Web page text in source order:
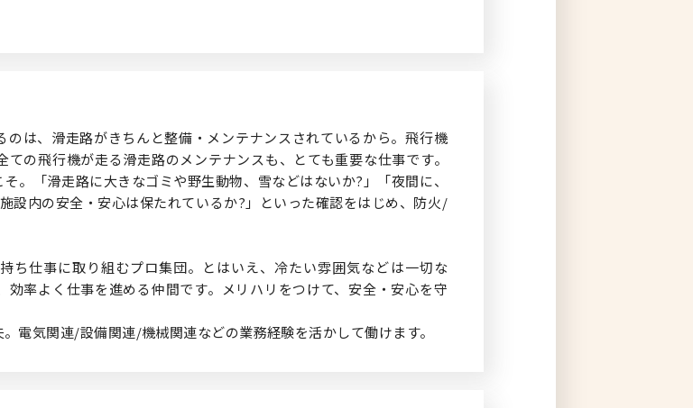
は、滑走路がきちんと整備・メンテナンスされているから。飛行機
の飛行機が走る滑走路のメンテナンスも、とても重要な仕事です。
。「滑走路に大きなゴミや野生動物、雪などはないか?」「夜間に、
設内の安全・安心は保たれているか?」といった確認をはじめ、防火/
ち仕事に取り組むプロ集団。とはいえ、冷たい雰囲気などは一切な
効率よく仕事を進める仲間です。メリハリをつけて、安全・安心を守
電気関連/設備関連/機械関連などの業務経験を活かして働けます。